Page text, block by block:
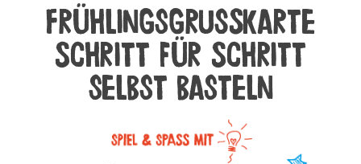
Frühlingsgrußkarte
Schritt für Schritt
selbst basteln